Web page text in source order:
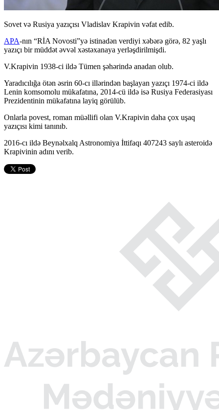
Sovet və Rusiya yazıçısı Vladislav Krapivin vəfat edib.
APA-nın “RİA Novosti”yə istinadən verdiyi xəbərə görə, 82 yaşlı
yazıçı bir müddət əvvəl xəstəxanaya yerləşdirilmişdi.
V.Krapivin 1938-ci ildə Tümen şəhərində anadan olub.
Yaradıcılığa ötən əsrin 60-cı illərindən başlayan yazıçı 1974-ci ildə
Lenin komsomolu mükafatına, 2014-cü ildə isə Rusiya Federasiyası
Prezidentinin mükafatına layiq görülüb.
Onlarla povest, roman müəllifi olan V.Krapivin daha çox uşaq
yazıçısı kimi tanınıb.
2016-cı ildə Beynəlxalq Astronomiya İttifaqı 407243 saylı asteroidə
Krapivinin adını verib.